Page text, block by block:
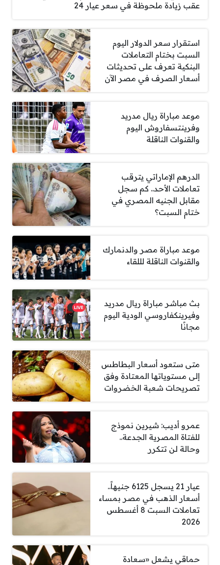
عقب زيادة ملحوظة في سعر عيار 24
استقرار سعر الدولار اليوم
السبت بختام التعاملات
البنكية تعرف على تحديثات
أسعار الصرف في مصر الآن
موعد مباراة ريال مدريد
وفرينتسفاروش اليوم
والقنوات الناقلة
الدرهم الإماراتي يترقب
تعاملات الأحد.. كم سجل
مقابل الجنيه المصري في
ختام السبت؟
موعد مباراة مصر والدنمارك
والقنوات الناقلة لللقاء
بث مباشر مباراة ريال مدريد
وفيرينكفاروسي الودية اليوم
مجانًا
متى ستعود أسعار البطاطس
إلى مستوياتها المعتادة وفق
تصريحات شعبة الخضروات
عمرو أديب: شيرين نموذج
للفتاة المصرية الجدعة..
وحالة لن تتكرر
عيار 21 يسجل 6125 جنيهاً..
أسعار الذهب في مصر بمساء
تعاملات السبت 8 أغسطس
2026
حماقي يشعل «سعادة